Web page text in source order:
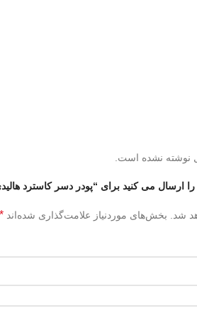
نوشته نشده است.
ارسال می کنید برای “پودر دسر کاسترد
شد. بخش‌های موردنیاز علامت‌گذاری شده‌اند *